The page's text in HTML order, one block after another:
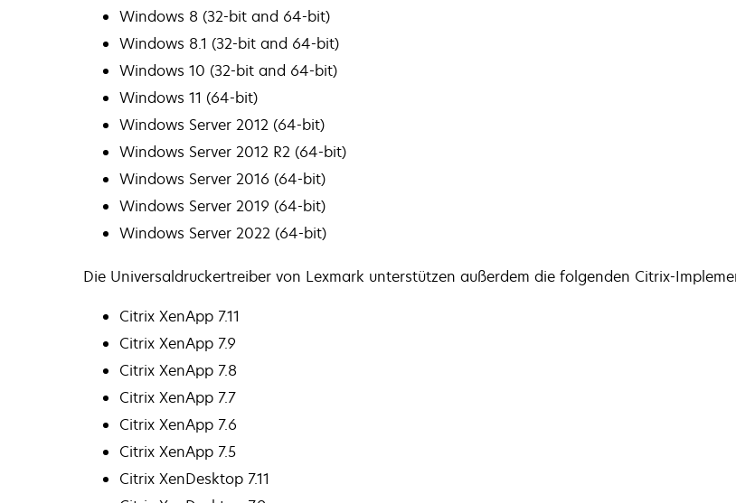
Windows 8 (32-bit and 64-bit)
Windows 8.1 (32-bit and 64-bit)
Windows 10 (32-bit and 64-bit)
Windows 11 (64-bit)
Windows Server 2012 (64-bit)
Windows Server 2012 R2 (64-bit)
Windows Server 2016 (64-bit)
Windows Server 2019 (64-bit)
Windows Server 2022 (64-bit)
Die Universaldruckertreiber von Lexmark unterstützen außerdem die folgenden Citrix-
Citrix XenApp 7.11
Citrix XenApp 7.9
Citrix XenApp 7.8
Citrix XenApp 7.7
Citrix XenApp 7.6
Citrix XenApp 7.5
Citrix XenDesktop 7.11